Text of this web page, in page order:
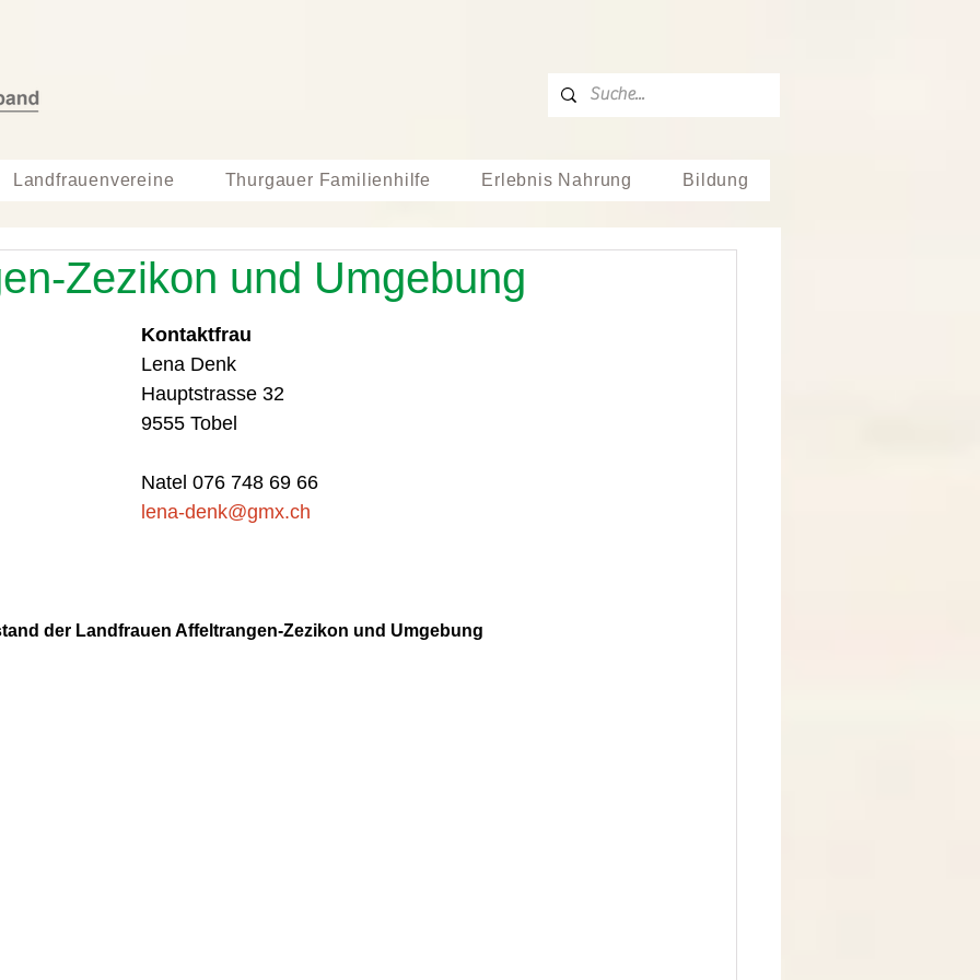
Zezikon und Umgebung
	Kontaktfrau
	Lena Denk
	Hauptstrasse 32
	9555 Tobel
	Natel 076 748 69 66
lena-denk@gmx.ch
der Landfrauen Affeltrangen-Zezikon und Umgebung
Landfrauenvereine Thurgauer Familienhilfe Erlebnis Nahrung Bildung